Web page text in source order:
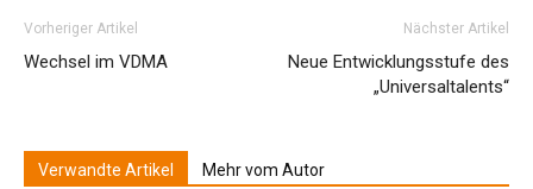
Vorheriger Artikel
Wechsel im VDMA
Nächster Artikel
Neue Entwicklungsstufe des
„Universaltalents“
Verwandte Artikel Mehr vom Autor